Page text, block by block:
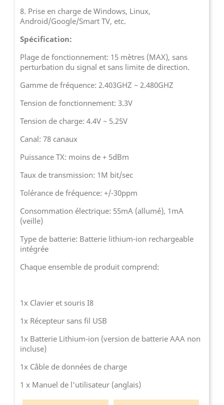
8. Prise en charge de Windows, Linux,
Android/Google/Smart TV, etc.
Spécification:
Plage de fonctionnement: 15 mètres (MAX), sans
perturbation du signal et sans limite de direction.
Gamme de fréquence: 2.403GHZ ~ 2.480GHZ
Tension de fonctionnement: 3.3V
Tension de charge: 4.4V ~ 5.25V
Canal: 78 canaux
Puissance TX: moins de + 5dBm
Taux de transmission: 1M bit/sec
Tolérance de fréquence: +/-30ppm
Consommation électrique: 55mA (allumé), 1mA
(veille)
Type de batterie: Batterie lithium-ion rechargeable
intégrée
Chaque ensemble de produit comprend:
1x Clavier et souris I8
1x Récepteur sans fil USB
1x Batterie Lithium-ion (version de batterie AAA non
incluse)
1x Câble de données de charge
1 x Manuel de l'utilisateur (anglais)